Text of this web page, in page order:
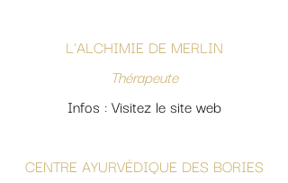
L'ALCHIMIE DE MERLIN
Thérapeute
Infos : Visitez le site web
CENTRE AYURVÉDIQUE DES BORIES